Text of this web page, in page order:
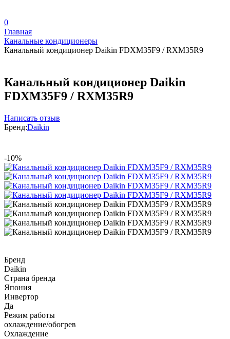
0
Главная
Канальные кондиционеры
Канальный кондиционер Daikin FDXM35F9 / RXM35R9
Канальный кондиционер Daikin
FDXM35F9 / RXM35R9
Написать отзыв
Бренд:Daikin
-10%
Бренд
Daikin
Страна бренда
Япония
Инвертор
Да
Режим работы
охлаждение/обогрев
Охлаждение